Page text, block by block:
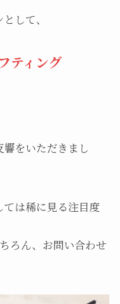
して、
ティング
をいただきまし
は稀に見る注目度
ろん、お問い合わせ